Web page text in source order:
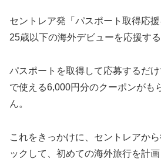
セントレア発「パスポート取得応援
25歳以下の海外デビューを応援する
パスポートを取得して応募するだ
で使える6,000円分のクーポンがも
ん。
これをきっかけに、セントレアか
ックして、初めての海外旅行を計